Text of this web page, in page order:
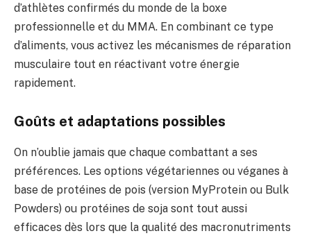
d’athlètes confirmés du monde de la boxe
professionnelle et du MMA. En combinant ce type
d’aliments, vous activez les mécanismes de réparation
musculaire tout en réactivant votre énergie
rapidement.
Goûts et adaptations possibles
On n’oublie jamais que chaque combattant a ses
préférences. Les options végétariennes ou véganes à
base de protéines de pois (version MyProtein ou Bulk
Powders) ou protéines de soja sont tout aussi
efficaces dès lors que la qualité des macronutriments